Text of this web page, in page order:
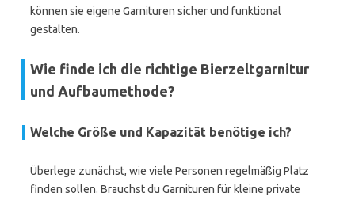
können sie eigene Garnituren sicher und funktional
gestalten.
Wie finde ich die richtige Bierzeltgarnitur
und Aufbaumethode?
Welche Größe und Kapazität benötige ich?
Überlege zunächst, wie viele Personen regelmäßig Platz
finden sollen. Brauchst du Garnituren für kleine private